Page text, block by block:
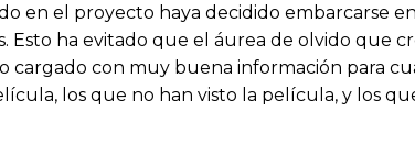
en el proyecto haya decidido embarcarse
Esto ha evitado que el áurea de olvido que
cargado con muy buena información para
los que no han visto la película, y los